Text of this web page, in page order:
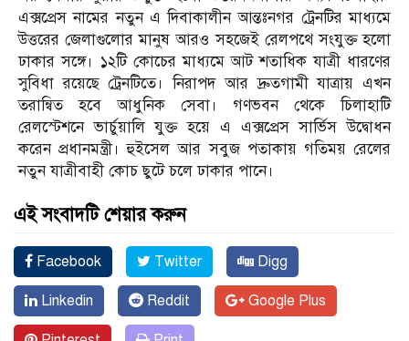
এক্সপ্রেস নামের নতুন এ দিবাকালীন আন্তঃনগর ট্রেনটির মাধ্যমে
উত্তরের জেলাগুলোর মানুষ আরও সহজেই রেলপথে সংযুক্ত হলো
ঢাকার সঙ্গে। ১২টি কোচের মাধ্যমে আট শতাধিক যাত্রী ধারণের
সুবিধা রয়েছে ট্রেনটিতে। নিরাপদ আর দ্রুতগামী যাত্রায় এখন
তরান্বিত হবে আধুনিক সেবা। গণভবন থেকে চিলাহাটি
রেলস্টেশনে ভার্চুয়ালি যুক্ত হয়ে এ এক্সপ্রেস সার্ভিস উদ্বোধন
করেন প্রধানমন্ত্রী। হুইসেল আর সবুজ পতাকায় গতিময় রেলের
নতুন যাত্রীবাহী কোচ ছুটে চলে ঢাকার পানে।
এই সংবাদটি শেয়ার করুন
Facebook Twitter Digg
Linkedin Reddit Google Plus